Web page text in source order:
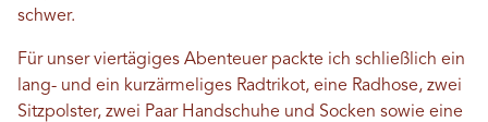
schwer.
Für unser viertägiges Abenteuer packte ich schließlich ein
lang- und ein kurzärmeliges Radtrikot, eine Radhose, zwei
Sitzpolster, zwei Paar Handschuhe und Socken sowie eine